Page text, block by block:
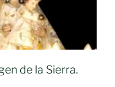
de la Sierra.